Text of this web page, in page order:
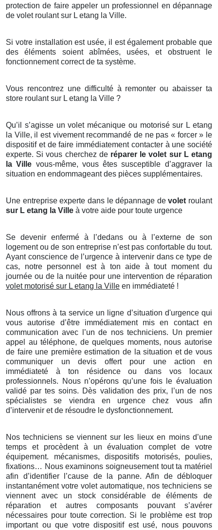
protection de faire appeler un professionnel en dépannage
de volet roulant sur L etang la Ville.
Si votre installation est usée, il est également probable que
des éléments soient abîmées, usées, et obstruent le
fonctionnement correct de ta système.
Vous rencontrez une difficulté à remonter ou abaisser ta
store roulant sur L etang la Ville ?
Qu’il s’agisse un volet mécanique ou motorisé sur L etang
la Ville, il est vivement recommandé de ne pas « forcer » le
dispositif et de faire immédiatement contacter à une société
experte. Si vous cherchez de réparer le volet sur L etang
la Ville vous-même, vous êtes susceptible d’aggraver la
situation en endommageant des pièces supplémentaires.
Une entreprise experte dans le dépannage devolet roulant
sur L etang la Ville à votre aide pour toute urgence
Se devenir enfermé à l’dedans ou à l’externe de son
logement ou de son entreprise n’est pas confortable du tout.
Ayant conscience de l’urgence à intervenir dans ce type de
cas, notre personnel est à ton aide à tout moment du
journée ou de la nuitée pour une intervention de réparation
volet motorisé sur L etang la Ville en immédiateté !
Nous offrons à ta service un ligne d’situation d'urgence qui
vous autorise d’être immédiatement mis en contact en
communication avec l’un de nos techniciens. Un premier
appel au téléphone, de quelques moments, nous autorise
de faire une première estimation de la situation et de vous
communiquer un devis offert pour une action en
immédiateté à ton résidence ou dans vos locaux
professionnels. Nous n’opérons qu’une fois le évaluation
validé par tes soins. Dès validation des prix, l’un de nos
spécialistes se viendra en urgence chez vous afin
d’intervenir et de résoudre le dysfonctionnement.
Nos techniciens se viennent sur les lieux en moins d’une
temps et procèdent à un évaluation complet de votre
équipement. mécanismes, dispositifs motorisés, poulies,
fixations… Nous examinons soigneusement tout ta matériel
afin d’identifier l’cause de la panne. Afin de débloquer
instantanément votre volet automatique, nos techniciens se
viennent avec un stock considérable de éléments de
réparation et autres composants pouvant s’avérer
nécessaires pour toute correction. Si le problème est trop
important ou que votre dispositif est usé, nous pouvons